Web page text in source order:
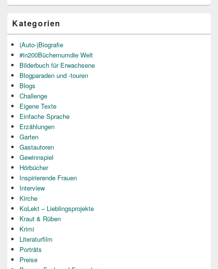
Kategorien
(Auto-)Biografie
#in200Büchernumdie Welt
Bilderbuch für Erwachsene
Blogparaden und -touren
Blogs
Challenge
Eigene Texte
Einfache Sprache
Erzählungen
Garten
Gastautoren
Gewinnspiel
Hörbücher
Inspirierende Frauen
Interview
Kirche
KoLekt – Lieblingsprojekte
Kraut & Rüben
Krimi
Literaturfilm
Porträts
Preise